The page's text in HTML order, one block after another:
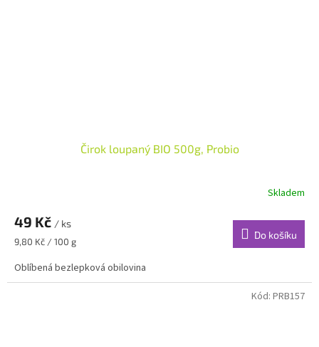
Čirok loupaný BIO 500g, Probio
Skladem
49 Kč / ks
Měrná
9,80 Kč / 100 g
Do košíku
Oblíbená bezlepková obilovina
Kód: PRB157